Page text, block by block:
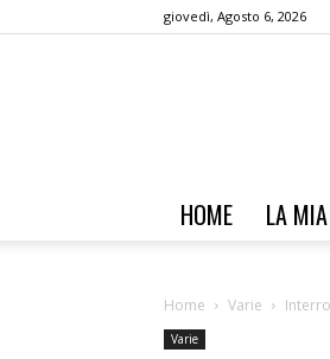
giovedì, Agosto 6, 2026
HOME LA
Home Varie
Varie